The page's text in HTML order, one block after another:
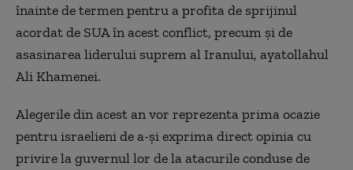
înainte de termen pentru a profita de sprijinul
acordat de SUA în acest conflict, precum și de
asasinarea liderului suprem al Iranului, ayatollahul
Ali Khamenei.
Alegerile din acest an vor reprezenta prima ocazie
pentru israelieni de a-și exprima direct opinia cu
privire la guvernul lor de la atacurile conduse de